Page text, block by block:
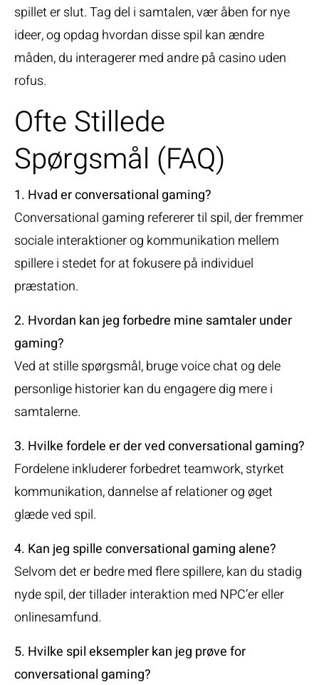
spillet er slut. Tag del i samtalen, vær åben for nye
ideer, og opdag hvordan disse spil kan ændre
måden, du interagerer med andre påcasino uden
rofus.
Ofte Stillede
Spørgsmål (FAQ)
1. Hvad er conversational gaming?
Conversational gaming refererer til spil, der fremmer
sociale interaktioner og kommunikation mellem
spillere i stedet for at fokusere på individuel
præstation.
2. Hvordan kan jeg forbedre mine samtaler under
gaming?
Ved at stille spørgsmål, bruge voice chat og dele
personlige historier kan du engagere dig mere i
samtalerne.
3. Hvilke fordele er der ved conversational gaming?
Fordelene inkluderer forbedret teamwork, styrket
kommunikation, dannelse af relationer og øget
glæde ved spil.
4. Kan jeg spille conversational gaming alene?
Selvom det er bedre med flere spillere, kan du stadig
nyde spil, der tillader interaktion med NPC’er eller
onlinesamfund.
5. Hvilke spil eksempler kan jeg prøve for
conversational gaming?